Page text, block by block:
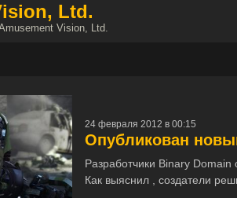
Ltd.
Vision, Ltd.
24 февраля 2012 в 00:15
Опубликован
Разработчики Binary
Как выяснил , создатели